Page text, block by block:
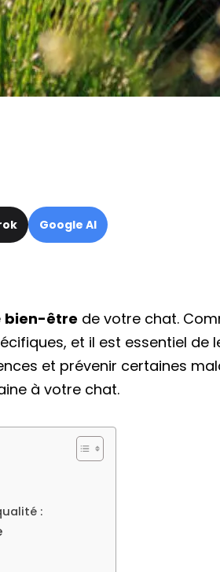
Google AI
bien-être de votre chat.
et il est essentiel de
et prévenir certaines
à votre chat.
: